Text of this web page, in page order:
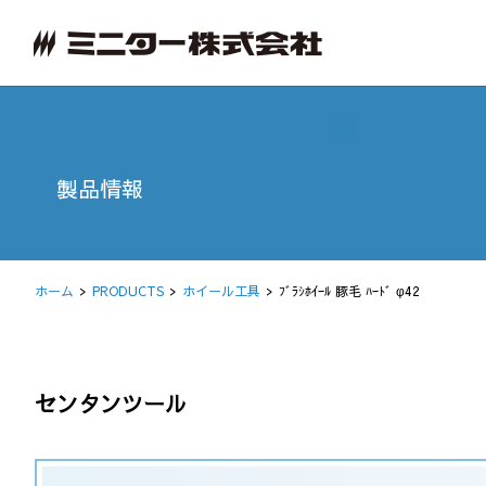
製品情報
ホーム PRODUCTS ホイール工具 ﾌﾞﾗｼﾎｲｰﾙ 豚毛 ﾊｰﾄﾞ φ42
センタンツール